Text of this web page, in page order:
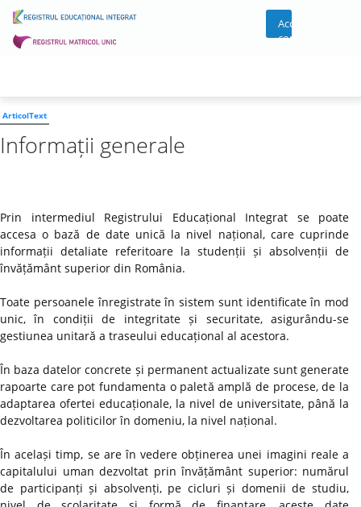
Acces
cont
ArticolText
Informații generale
Prin intermediul Registrului Educațional Integrat se poate
accesa o bază de date unică la nivel național, care cuprinde
informații detaliate referitoare la studenții și absolvenții de
învățământ superior din România.
Toate persoanele înregistrate în sistem sunt identificate în mod
unic, în condiții de integritate și securitate, asigurându-se
gestiunea unitară a traseului educațional al acestora.
În baza datelor concrete și permanent actualizate sunt generate
rapoarte care pot fundamenta o paletă amplă de procese, de la
adaptarea ofertei educaționale, la nivel de universitate, până la
dezvoltarea politicilor în domeniu, la nivel național.
În același timp, se are în vedere obținerea unei imagini reale a
capitalului uman dezvoltat prin învățământ superior: numărul
de participanți și absolvenți, pe cicluri și domenii de studiu,